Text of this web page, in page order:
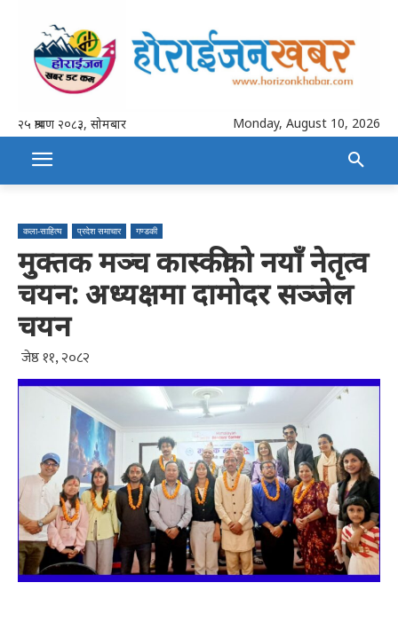
२५ श्रावण २०८३, सोमबार Monday, August 10, 2026
कला-साहित्य प्रदेश समाचार गण्डकी
मुक्तक मञ्च कास्कीको नयाँ नेतृत्व
चयन: अध्यक्षमा दामोदर सञ्जेल
चयन
जेष्ठ ११, २०८२